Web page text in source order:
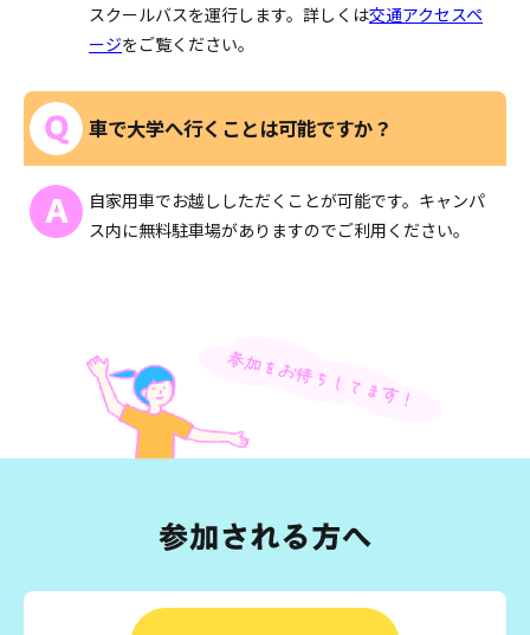
スクールバスを運行します。詳しくは交通アクセスペ
ージをご覧ください。
車で大学へ行くことは可能ですか？
自家用車でお越ししただくことが可能です。キャンパ
ス内に無料駐車場がありますのでご利用ください。